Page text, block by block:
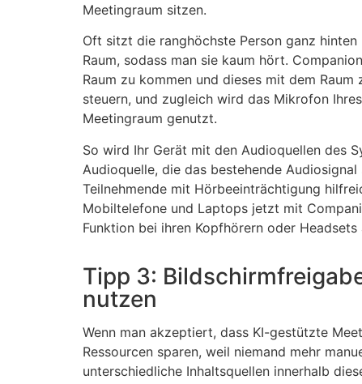
Meetingraum sitzen.
Oft sitzt die ranghöchste Person ganz
Raum, sodass man sie kaum hört.
Raum zu kommen und dieses mit dem
steuern, und zugleich wird das Mikrofon
Meetingraum genutzt.
So wird Ihr Gerät mit den Audioquellen des
Audioquelle, die das bestehende
Teilnehmende mit Hörbeeinträchtigung
Mobiltelefone und Laptops jetzt mit
Funktion bei ihren Kopfhörern oder Headsets
Tipp 3:
nutzen
Wenn man akzeptiert, dass KI-gestützte
Ressourcen sparen, weil niemand mehr
unterschiedliche Inhaltsquellen innerhalb